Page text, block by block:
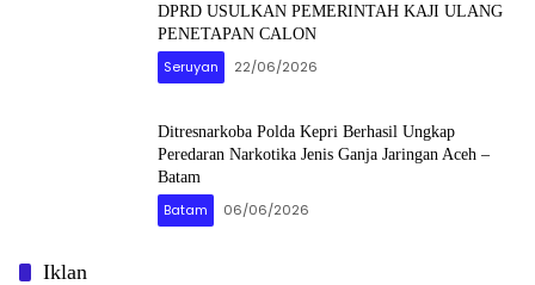
DPRD USULKAN PEMERINTAH KAJI ULANG
PENETAPAN CALON
Seruyan 22/06/2026
Ditresnarkoba Polda Kepri Berhasil Ungkap
Peredaran Narkotika Jenis Ganja Jaringan Aceh –
Batam
Batam 06/06/2026
Iklan